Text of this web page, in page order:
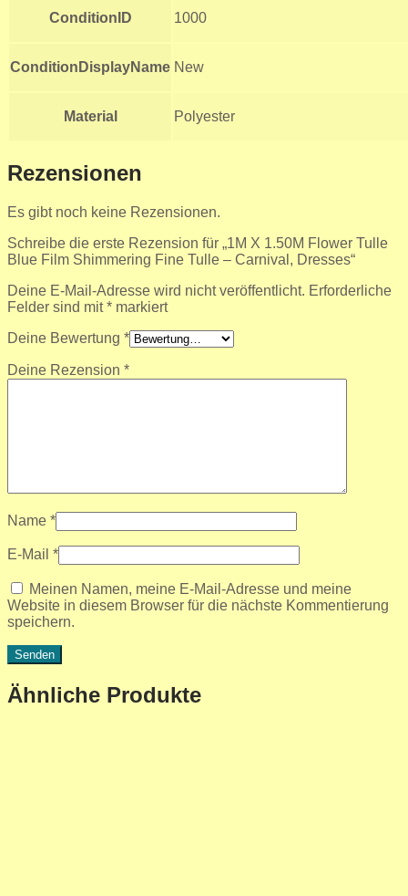
ConditionID 1000
ConditionDisplayName New
Material Polyester
Rezensionen
Es gibt noch keine Rezensionen.
Schreibe die erste Rezension für „1M X 1.50M Flower Tulle
Blue Film Shimmering Fine Tulle – Carnival, Dresses“
Deine E-Mail-Adresse wird nicht veröffentlicht. Erforderliche
Felder sind mit* markiert
Deine Bewertung *
Deine Rezension *
Name *
E-Mail *
Meinen Namen, meine E-Mail-Adresse und meine
Website in diesem Browser für die nächste Kommentierung
speichern.
Ähnliche Produkte